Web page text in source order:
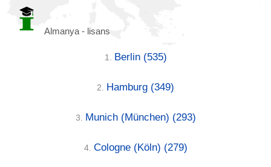
Almanya - lisans
1. Berlin (535)
2. Hamburg (349)
3. Munich (München) (293)
4. Cologne (Köln) (279)